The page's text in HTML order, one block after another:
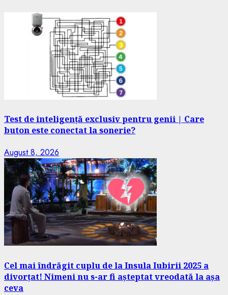
Test de inteligență exclusiv pentru genii | Care
buton este conectat la sonerie?
August 8, 2026
Cel mai îndrăgit cuplu de la Insula Iubirii 2025 a
divorțat! Nimeni nu s-ar fi așteptat vreodată la așa
ceva